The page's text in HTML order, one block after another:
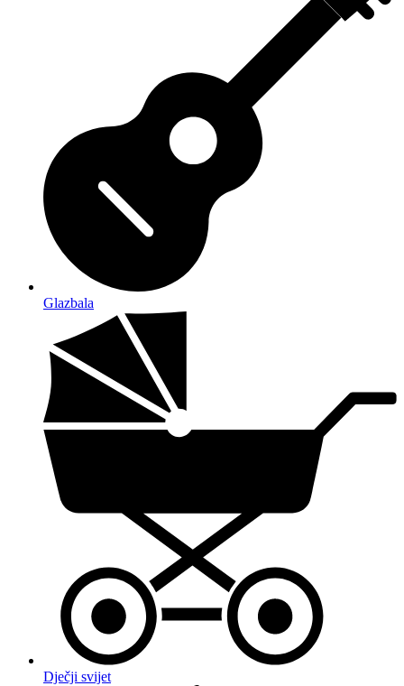
Glazbala
Dječji svijet